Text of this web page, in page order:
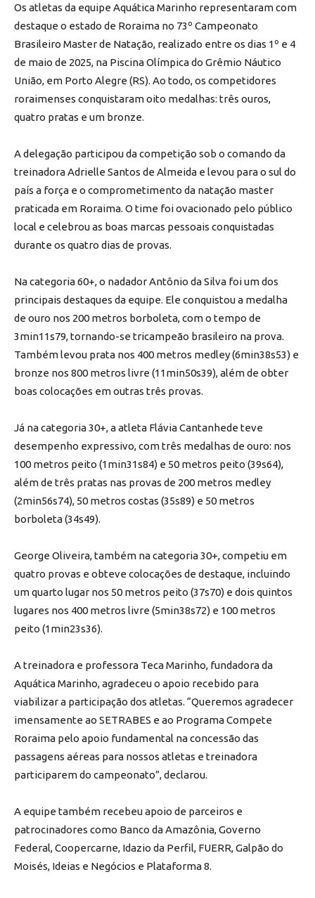
Os atletas da equipe Aquática Marinho representaram com
destaque o estado de Roraima no 73º Campeonato
Brasileiro Master de Natação, realizado entre os dias 1º e 4
de maio de 2025, na Piscina Olímpica do Grêmio Náutico
União, em Porto Alegre (RS). Ao todo, os competidores
roraimenses conquistaram oito medalhas: três ouros,
quatro pratas e um bronze.
A delegação participou da competição sob o comando da
treinadora Adrielle Santos de Almeida e levou para o sul do
país a força e o comprometimento da natação master
praticada em Roraima. O time foi ovacionado pelo público
local e celebrou as boas marcas pessoais conquistadas
durante os quatro dias de provas.
Na categoria 60+, o nadador Antônio da Silva foi um dos
principais destaques da equipe. Ele conquistou a medalha
de ouro nos 200 metros borboleta, com o tempo de
3min11s79, tornando-se tricampeão brasileiro na prova.
Também levou prata nos 400 metros medley (6min38s53) e
bronze nos 800 metros livre (11min50s39), além de obter
boas colocações em outras três provas.
Já na categoria 30+, a atleta Flávia Cantanhede teve
desempenho expressivo, com três medalhas de ouro: nos
100 metros peito (1min31s84) e 50 metros peito (39s64),
além de três pratas nas provas de 200 metros medley
(2min56s74), 50 metros costas (35s89) e 50 metros
borboleta (34s49).
George Oliveira, também na categoria 30+, competiu em
quatro provas e obteve colocações de destaque, incluindo
um quarto lugar nos 50 metros peito (37s70) e dois quintos
lugares nos 400 metros livre (5min38s72) e 100 metros
peito (1min23s36).
A treinadora e professora Teca Marinho, fundadora da
Aquática Marinho, agradeceu o apoio recebido para
viabilizar a participação dos atletas. “Queremos agradecer
imensamente ao SETRABES e ao Programa Compete
Roraima pelo apoio fundamental na concessão das
passagens aéreas para nossos atletas e treinadora
participarem do campeonato”, declarou.
A equipe também recebeu apoio de parceiros e
patrocinadores como Banco da Amazônia, Governo
Federal, Coopercarne, Idazio da Perfil, FUERR, Galpão do
Moisés, Ideias e Negócios e Plataforma 8.